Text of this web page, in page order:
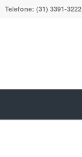
Telefone: (31) 3391-3222